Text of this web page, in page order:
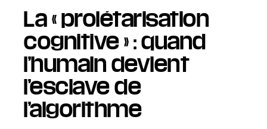
La « prolétarisation
cognitive » : quand
l’humain devient
l’esclave de
l’algorithme